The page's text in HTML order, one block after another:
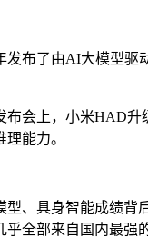
发布了由AI大模型驱
布会上，小米HAD
能力。
、具身智能成绩背
全部来自国内最强